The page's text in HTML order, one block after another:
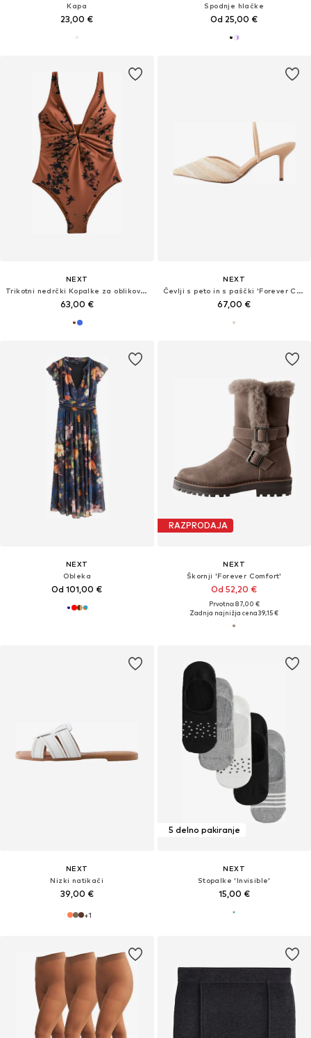
Kapa
23,00 €
Spodnje hlačke
Od 25,00 €
NEXT
Trikotni nedrčki Kopalke za oblikovanje postave
63,00 €
NEXT
Čevlji s peto in s paščki 'Forever Comfort'
67,00 €
NEXT
Obleka
Od 101,00 €
RAZPRODAJA
NEXT
Škornji 'Forever Comfort'
Od 52,20 €
Prvotno: 87,00 €
Zadnja najnižja cena39,15 €
NEXT
Nizki natikači
39,00 €
+1
5 delno pakiranje
NEXT
Stopalke 'Invisible'
15,00 €